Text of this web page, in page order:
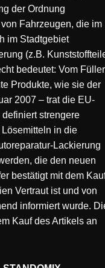
der Ordnung
Fahrzeugen, die im
im Stadtgebiet
(z.B.
bedeutet: Vom Füller
Produkte, wie sie der
2007 – trat die EU-
strengere
in die
Lackierung
die den neuen
bestätigt mit dem
Vertraut ist und von
informiert wurde.
Kauf des Artikels an